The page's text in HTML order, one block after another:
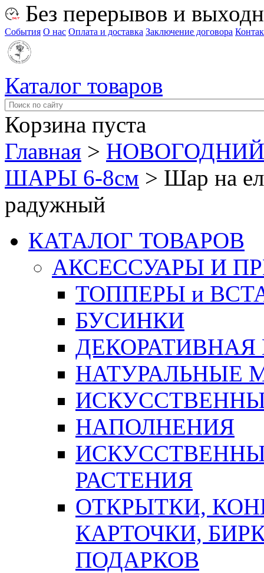
Без перерывов и
События О нас Оплата и доставка Заключение договора
Каталог товаров
Корзина пуста
Главная >
ШАРЫ 6-8см > Шар на
радужный
КАТАЛОГ ТОВАРОВ
АКСЕССУАРЫ И
ТОППЕРЫ и
БУСИНКИ
ДЕКОРАТИВНАЯ
НАТУРАЛЬНЫЕ
НАПОЛНЕНИЯ
РАСТЕНИЯ
ОТКРЫТКИ,
КАРТОЧКИ,
ПОДАРКОВ